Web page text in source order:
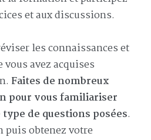
et aux discussions.
les connaissances et
vous avez acquises
Faites de nombreux
pour vous familiariser
de questions posées.
puis obtenez votre